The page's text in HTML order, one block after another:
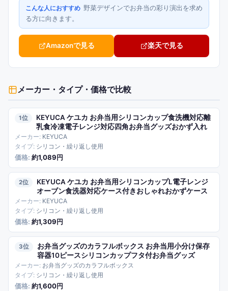
こんな人におすすめ 野菜デザインでお弁当の彩り演出を求め
る方に向きます。
Amazonで見る 楽天で見る
メーカー・タイプ・価格で比較
1
KEYUCA ケユカ お弁当用シリコンカップ食洗機対応離
乳食冷凍電子レンジ対応四角お弁当グッズおかず入れ
KEYUCA
シリコン・繰り返し使用
約1,089円
2
KEYUCA ケユカ お弁当用シリコンカップL電子レンジ
オーブン食洗器対応ケース付きおしゃれおかずケース
KEYUCA
シリコン・繰り返し使用
約1,309円
3
お弁当グッズのカラフルボックス お弁当用小分け保存
容器10ピースシリコンカップフタ付お弁当グッズ
お弁当グッズのカラフルボックス
シリコン・繰り返し使用
約1,600円